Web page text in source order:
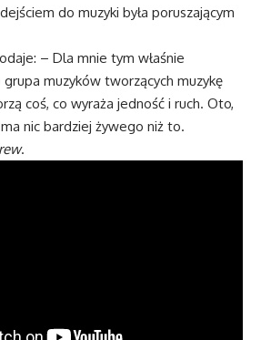
do muzyki była poruszającym
– Dla mnie tym właśnie
grupa muzyków tworzących muzykę
coś, co wyraża jedność i ruch. Oto,
nic bardziej żywego niż to.
.